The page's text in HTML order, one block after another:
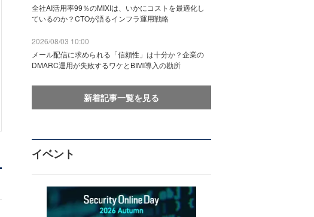
全社AI活用率99％のMIXIは、いかにコストを最適化し
ているのか？CTOが語るインフラ運用戦略
2026/08/03 10:00
メール配信に求められる「信頼性」は十分か？企業の
DMARC運用が失敗するワケとBIMI導入の勘所
新着記事一覧を見る
イベント